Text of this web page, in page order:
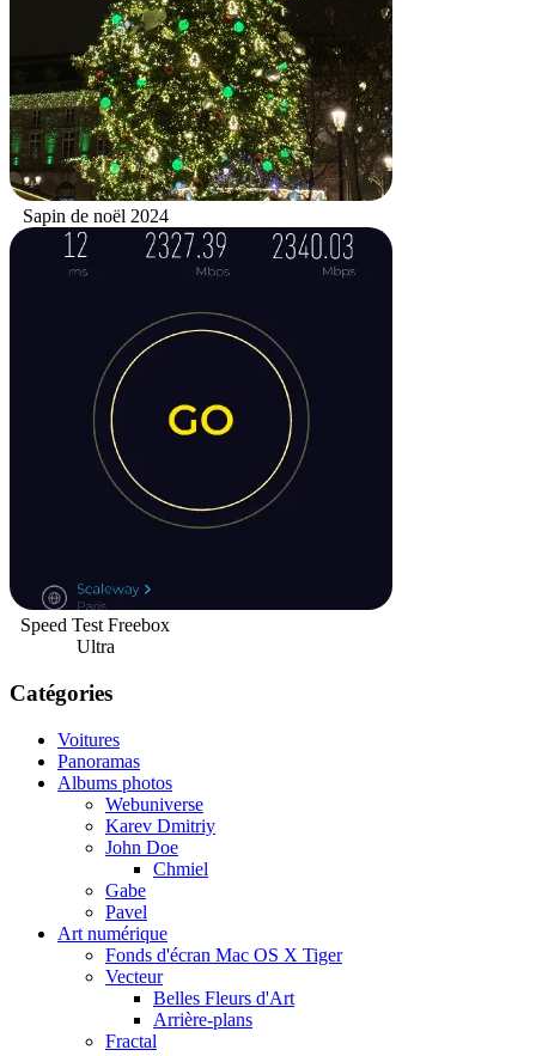
Sapin de noël 2024
Speed Test Freebox
Ultra
Catégories
Voitures
Panoramas
Albums photos
Webuniverse
Karev Dmitriy
John Doe
Chmiel
Gabe
Pavel
Art numérique
Fonds d'écran Mac OS X Tiger
Vecteur
Belles Fleurs d'Art
Arrière-plans
Fractal